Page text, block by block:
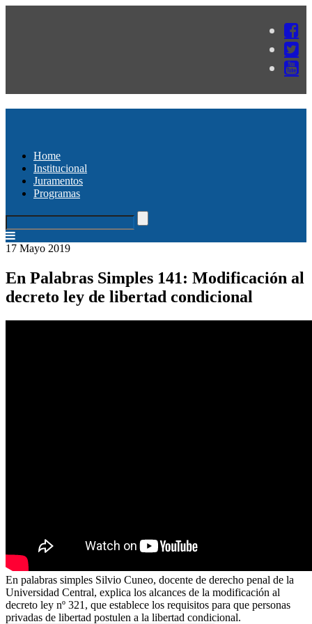
Home
Institucional
Juramentos
Programas
17 Mayo 2019
En Palabras Simples 141: Modificación al
decreto ley de libertad condicional
En palabras simples Silvio Cuneo, docente de derecho penal de la
Universidad Central, explica los alcances de la modificación al
decreto ley nº 321, que establece los requisitos para que personas
privadas de libertad postulen a la libertad condicional.